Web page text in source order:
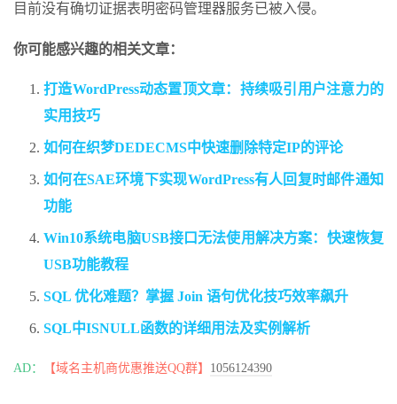
目前没有确切证据表明密码管理器服务已被入侵。
你可能感兴趣的相关文章：
打造WordPress动态置顶文章：持续吸引用户注意力的
实用技巧
如何在织梦DEDECMS中快速删除特定IP的评论
如何在SAE环境下实现WordPress有人回复时邮件通知
功能
Win10系统电脑USB接口无法使用解决方案：快速恢复
USB功能教程
SQL 优化难题？掌握 Join 语句优化技巧效率飙升
SQL中ISNULL函数的详细用法及实例解析
AD： 【域名主机商优惠推送QQ群】 1056124390